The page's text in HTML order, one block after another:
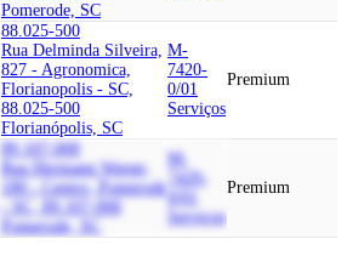
Pomerode, SC
88.025-500
Rua Delminda Silveira,
827 - Agronomica,
Florianopolis - SC,
88.025-500
Florianópolis, SC
M-
7420-
0/01
Serviços
Premium
89.107-000
Rua Hermann Weege,
180 - Centro, Pomerode
- SC, 89.107-000
Pomerode, SC
M-
7420-
0/01
Serviços
Premium